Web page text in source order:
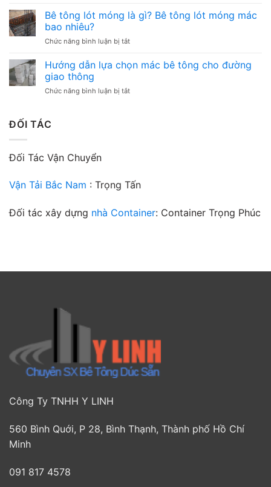
điều
ý
mạnh
bền
giá
vượt
tông
mác
Chìa
vững
công
Bê tông lót móng là gì? Bê tông lót móng mác
bao nhiêu?
Chức năng bình luận bị tắtở
tông
lót
là
Hướng dẫn lựa chọn mác bê tông cho đường
giao thông
Chức năng bình luận bị tắtở
đường
ĐỐI TÁC
Đối Tác Vận Chuyển
Vận Tải Bắc Nam : Trọng Tấn
Đối tác xây dựng nhà Container: Container Trọng Phúc
Công Ty TNHH Y LINH
560 Bình Quới, P 28, Bình Thạnh, Thành phố Hồ Chí
Minh
091 817 4578